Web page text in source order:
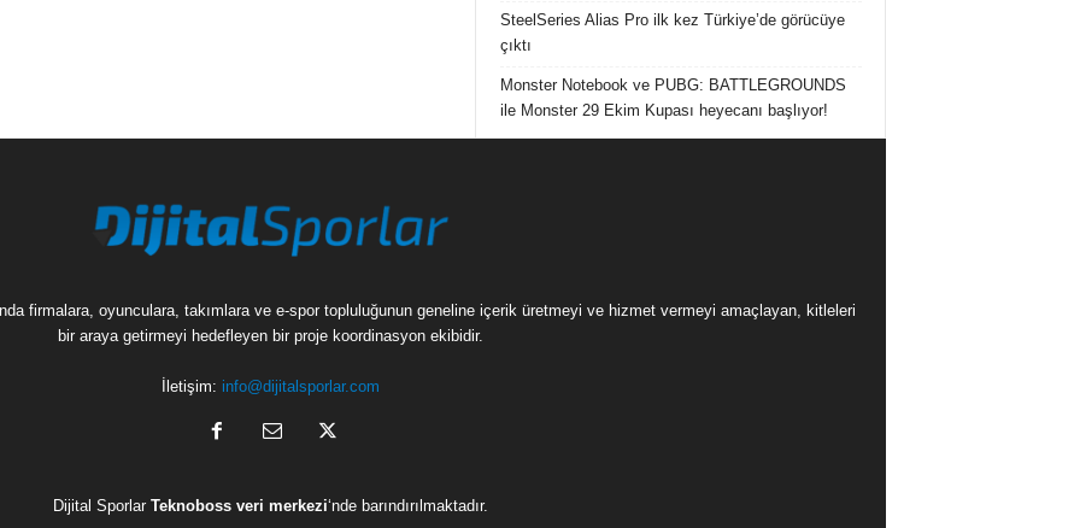
SteelSeries Alias Pro ilk kez Türkiye’de görücüye
çıktı
Monster Notebook ve PUBG: BATTLEGROUNDS
ile Monster 29 Ekim Kupası heyecanı başlıyor!
firmalara, oyunculara, takımlara ve e-spor topluluğunun geneline içerik üretmeyi ve hizmet vermeyi amaçlayan, kitleleri
bir araya getirmeyi hedefleyen bir proje koordinasyon ekibidir.
İletişim: info@dijitalsporlar.com
Dijital Sporlar Teknoboss veri merkezi‘nde barındırılmaktadır.